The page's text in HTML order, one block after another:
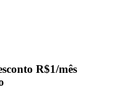
R$1/mês